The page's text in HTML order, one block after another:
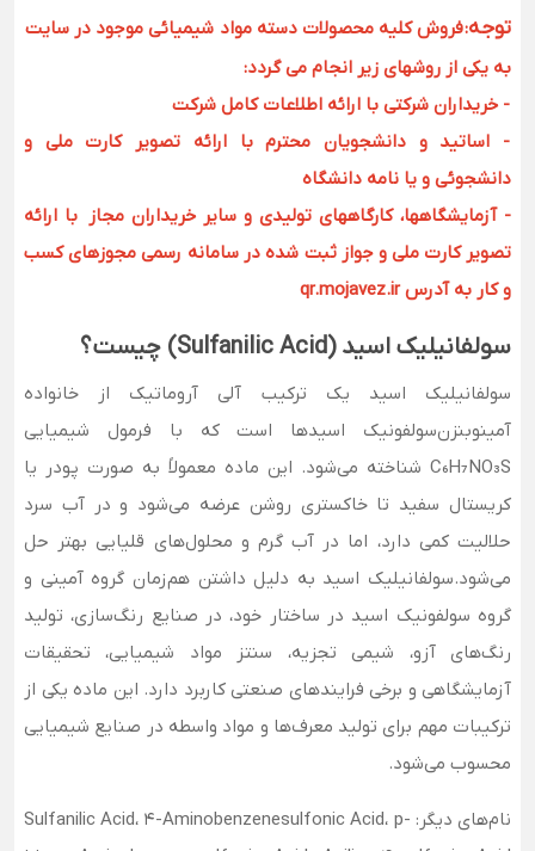
توجه:فروش کلیه محصولات دسته مواد شیمیائی موجود در سایت
به یکی از روشهای زیر انجام می گردد:
- خریداران شرکتی با ارائه اطلاعات کامل شرکت
- اساتید و دانشجویان محترم با ارائه تصویر کارت ملی و
دانشجوئی و یا نامه دانشگاه
- آزمایشگاهها، کارگاههای تولیدی و سایر خریداران مجاز با ارائه
تصویر کارت ملی و جواز ثبت شده در سامانه رسمی مجوزهای کسب
و کار به آدرس qr.mojavez.ir
سولفانیلیک اسید (Sulfanilic Acid) چیست؟
سولفانیلیک اسید یک ترکیب آلی آروماتیک از خانواده
آمینوبنزن‌سولفونیک اسیدها است که با فرمول شیمیایی
C₆H₇NO₃S شناخته می‌شود. این ماده معمولاً به صورت پودر یا
کریستال سفید تا خاکستری روشن عرضه می‌شود و در آب سرد
حلالیت کمی دارد، اما در آب گرم و محلول‌های قلیایی بهتر حل
می‌شود.سولفانیلیک اسید به دلیل داشتن هم‌زمان گروه آمینی و
گروه سولفونیک اسید در ساختار خود، در صنایع رنگ‌سازی، تولید
رنگ‌های آزو، شیمی تجزیه، سنتز مواد شیمیایی، تحقیقات
آزمایشگاهی و برخی فرایندهای صنعتی کاربرد دارد. این ماده یکی از
ترکیبات مهم برای تولید معرف‌ها و مواد واسطه در صنایع شیمیایی
محسوب می‌شود.
نام‌های دیگر: Sulfanilic Acid، 4-Aminobenzenesulfonic Acid، p-